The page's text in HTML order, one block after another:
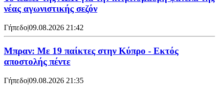
νέας αγωνιστικής σεζόν
Γήπεδο|09.08.2026 21:42
Μπραν: Με 19 παίκτες στην Κύπρο - Εκτός
αποστολής πέντε
Γήπεδο|09.08.2026 21:35